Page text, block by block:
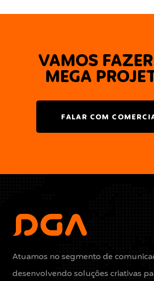
VAMOS
MEGA
FALAR COM
Atuamos no segmento de
desenvolvendo soluções criativas